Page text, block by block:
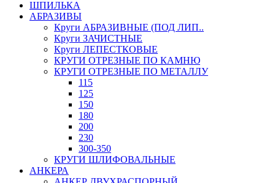
ШПИЛЬКА
АБРАЗИВЫ
Круги АБРАЗИВНЫЕ (ПОД ЛИП..
Круги ЗАЧИСТНЫЕ
Круги ЛЕПЕСТКОВЫЕ
КРУГИ ОТРЕЗНЫЕ ПО КАМНЮ
КРУГИ ОТРЕЗНЫЕ ПО МЕТАЛЛУ
115
125
150
180
200
230
300-350
КРУГИ ШЛИФОВАЛЬНЫЕ
АНКЕРА